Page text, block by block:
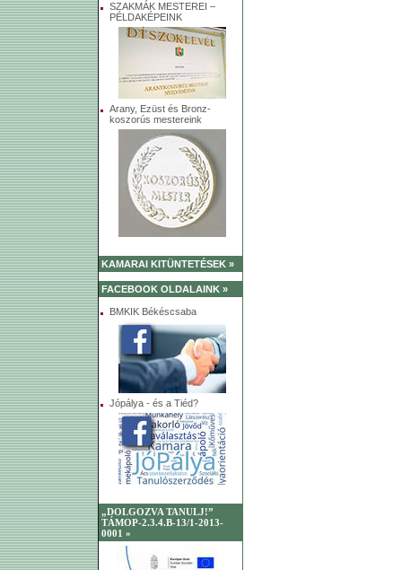
SZAKMÁK MESTEREI –
PÉLDAKÉPEINK
Arany, Ezüst és Bronz-
koszorús mestereink
KAMARAI KITÜNTETÉSEK »
FACEBOOK OLDALAINK »
BMKIK Békéscsaba
Jópálya - és a Tiéd?
„DOLGOZVA TANULJ!”
TÁMOP-2.3.4.B-13/1-2013-
0001 »